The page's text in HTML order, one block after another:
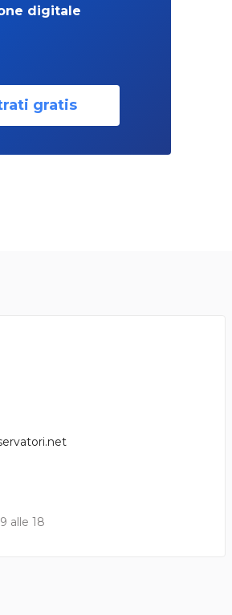
digitale
gratis
alle 18